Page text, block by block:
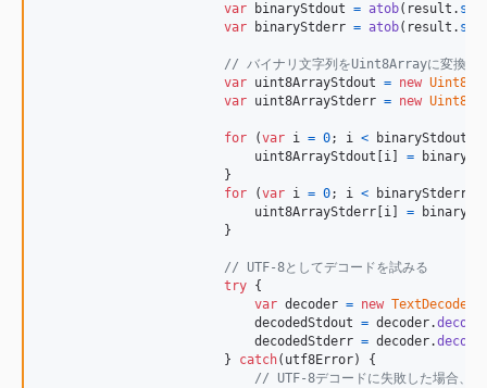
var
binaryStdout = atob( result .
var
binaryStderr = atob( result .
// バイナリ文字列をUint8Arrayに変換
var uint8ArrayStdout = new
var uint8ArrayStderr = new
for (var i = 0; i < binaryStdout
uint8ArrayStdout
i =
}
for
(var i = 0; i < binaryStderr
uint8ArrayStderr i =
}
// UTF-8としてデコードを試みる
try {
var decoder = new TextDecoder
decodedStdout = decoder.decode
decodedStderr = decoder.decode
}
catch( utf8Error)
{
// UTF-8デコードに失敗した場合、バ